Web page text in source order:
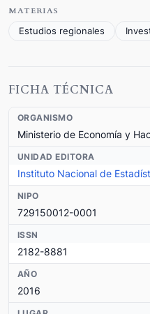
MATERIAS
Estudios regionales
FICHA TÉCNICA
ORGANISMO
Ministerio de Economía y
UNIDAD EDITORA
Instituto Nacional de
NIPO
729150012-0001
ISSN
2182-8881
AÑO
2016